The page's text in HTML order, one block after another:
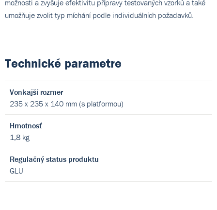
možnosti a zvyšuje efektivitu přípravy testovaných vzorků a také
umožňuje zvolit typ míchání podle individuálních požadavků.
Technické parametre
Vonkajší rozmer
235 x 235 x 140 mm (s platformou)
Hmotnosť
1,8 kg
Regulačný status produktu
GLU